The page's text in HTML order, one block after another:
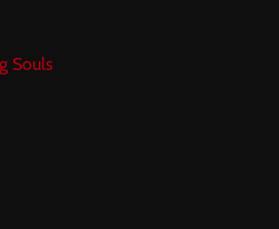
Souls